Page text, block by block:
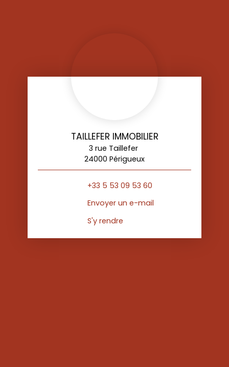
TAILLEFER IMMOBILIER
3 rue Taillefer
24000 Périgueux
+33 5 53 09 53 60
Envoyer un e-mail
S'y rendre